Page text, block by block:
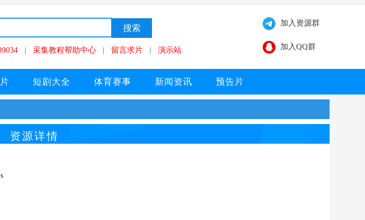
| 采集教程帮助中心 | 留言求片 | 演示站
加入资源群
加入QQ群
短剧大全 体育赛事 新闻资讯 预告片
资源详情